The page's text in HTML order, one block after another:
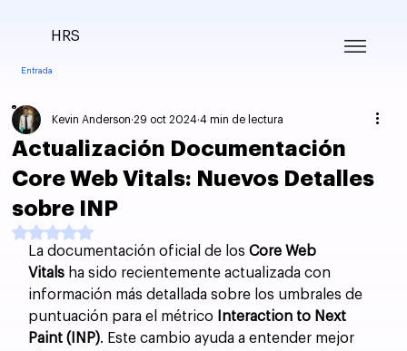
Entrada
HRS
Actualización Documentación
Core Web Vitals: Nuevos Detalles
sobre INP
Kevin Anderson 29 oct 2024 4 min de lectura
Obtuvo NaN de 5 estrellas.
La documentación oficial de los Core Web
Vitals ha sido recientemente actualizada con
información más detallada sobre los umbrales de
puntuación para el métrico
Interaction to Next
Paint (INP). Este cambio ayuda a entender mejor